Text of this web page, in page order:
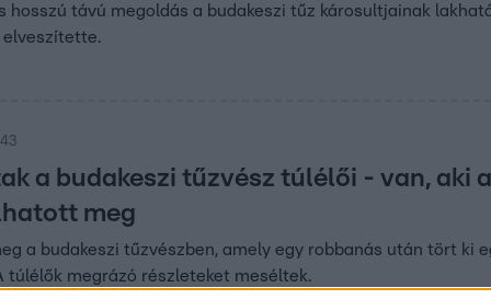
hosszú távú megoldás a budakeszi tűz károsultjainak
elveszítette.
a budakeszi tűzvész túlélői - van, aki
meg
a budakeszi tűzvészben, amely egy robbanás után tört ki
túlélők megrázó részleteket meséltek.